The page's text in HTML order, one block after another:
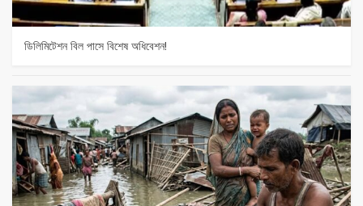
ডিলিমিটেশন বিল পাসে বিশেষ অধিবেশন!